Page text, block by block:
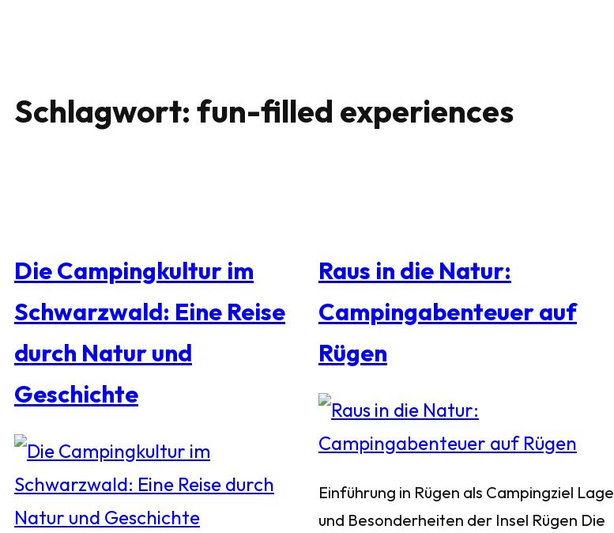
Schlagwort: fun-filled experiences
Die Campingkultur im
Schwarzwald: Eine Reise
durch Natur und
Geschichte
Raus in die Natur:
Campingabenteuer auf
Rügen
Einführung in Rügen als Campingziel Lage
und Besonderheiten der Insel Rügen Die